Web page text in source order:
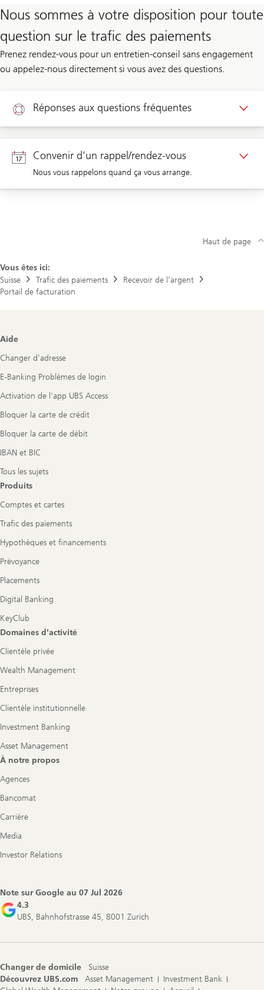
Nous sommes à votre disposition pour toute
question sur le trafic des paiements
Prenez rendez-vous pour un entretien-conseil sans engagement
ou appelez-nous directement si vous avez des questions.
Réponses aux questions fréquentes
Aide
Convenir d’un rappel/rendez-vous
Nous vous rappelons quand ça vous arrange.
Rappel/rendez-vous pour les clients entreprises
Vous êtes ici:
Suisse
Trafic des paiements
Recevoir de l’argent
Portail de facturation
Haut de page
Footer
Aide
Changer d’adresse
E-Banking Problèmes de login
Activation de l'app UBS Access
Bloquer la carte de crédit
Bloquer la carte de débit
IBAN et BIC
Tous les sujets
Produits
Comptes et cartes
Trafic des paiements
Hypothèques et financements
Prévoyance
Placements
Digital Banking
KeyClub
Domaines d'activité
Clientèle privée
Wealth Management
Entreprises
Clientèle institutionnelle
Investment Banking
Asset Management
À notre propos
Agences
Bancomat
Carrière
Media
Investor Relations
Note sur Google au 07 Jul 2026
4.3
UBS, Bahnhofstrasse 45, 8001 Zurich
Changer de domicile
Suisse
Découvrez UBS.com
Asset Management
Investment Bank